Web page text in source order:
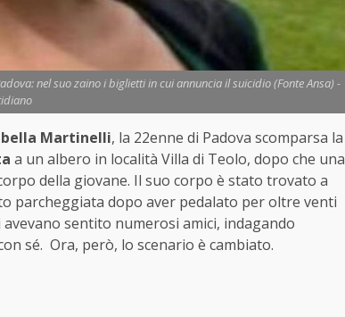
nel suo zaino i biglietti in cui annuncia il suicidio (Fonte Ansa) -
Martinelli, la 22enne di Padova scomparsa la
a un albero in località Villa di Teolo, dopo che una
della giovane. Il suo corpo è stato trovato a
parcheggiata dopo aver pedalato per oltre venti
sentito numerosi amici, indagando
sé. Ora, però, lo scenario è cambiato.